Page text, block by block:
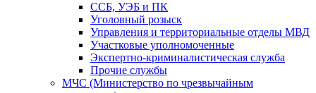
ССБ, УЭБ и ПК
Уголовный розыск
Управления и территориальные отделы МВД
Участковые уполномоченные
Экспертно-криминалистическая служба
Прочие службы
МЧС (Министерство по чрезвычайным